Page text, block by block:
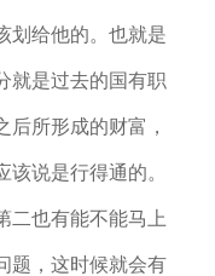
划给他的。也就是
就是过去的国有职
后所形成的财富，
说是行得通的。
二也有能不能马上
题，这时候就会有